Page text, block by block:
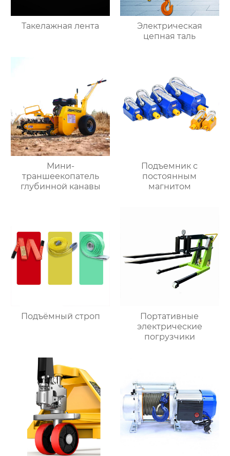
Такелажная лента
Электрическая
цепная таль
Мини-
траншеекопатель
глубинной канавы
Подъемник с
постоянным
магнитом
Подъёмный строп
Портативные
электрические
погрузчики